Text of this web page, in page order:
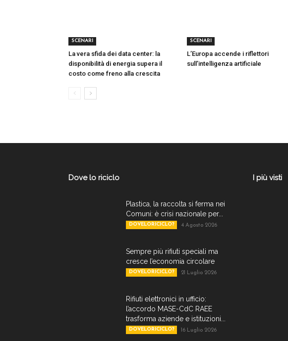
SCENARI
La vera sfida dei data center: la
disponibilità di energia supera il
costo come freno alla crescita
SCENARI
L’Europa accende i riflettori
sull’intelligenza artificiale
Dove lo riciclo
Plastica, la raccolta si ferma nei
Comuni: è crisi nazionale per...
DOVELORICICLO? 4 Agosto 2026
Sempre più rifiuti speciali ma
cresce l’economia circolare
DOVELORICICLO? 21 Luglio 2026
Rifiuti elettronici in ufficio:
l’accordo MASE-CdC RAEE
trasforma aziende e istituzioni...
DOVELORICICLO? 16 Luglio 2026
I più visti